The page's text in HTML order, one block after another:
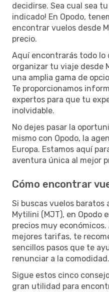
decidirse. Sea cual sea
indicado! En Opodo,
encontrar vuelos desde
precio.
Aquí encontrarás todo lo
organizar tu viaje desde
una amplia gama de
Te proporcionamos
expertos para que tu
inolvidable.
No dejes pasar la
mismo con Opodo, la
Europa. Estamos aquí
aventura única al mejor
Cómo encontrar
Si buscas vuelos baratos
Mytilini (MJT), en Opodo
precios muy
mejores tarifas, te
sencillos pasos que te
renunciar a la comodidad.
Sigue estos cinco
gran utilidad para